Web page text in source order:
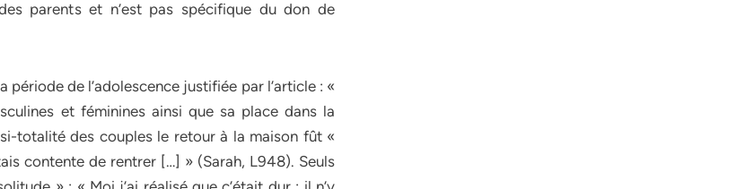
parents et n’est pas spécifique du don de
période de l’adolescence justifiée par l’article : «
et féminines ainsi que sa place dans la
totalité des couples le retour à la maison fût «
contente de rentrer […] » (Sarah, L948). Seuls